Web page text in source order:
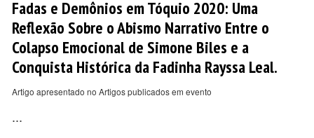
Fadas e Demônios em Tóquio 2020: Uma
Reflexão Sobre o Abismo Narrativo Entre o
Colapso Emocional de Simone Biles e a
Conquista Histórica da Fadinha Rayssa Leal.
Artigo apresentado no Artigos publicados em evento
...